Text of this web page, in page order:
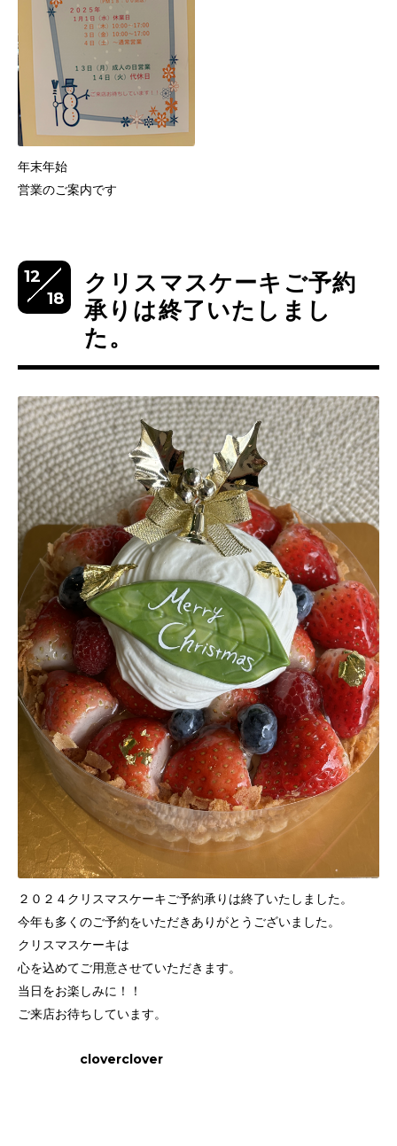
年末年始
営業のご案内です
12
18
クリスマスケーキご予約
承りは終了いたしまし
た。
２０２４クリスマスケーキご予約承りは終了いたしました。
今年も多くのご予約をいただきありがとうございました。
クリスマスケーキは
心を込めてご用意させていただきます。
当日をお楽しみに！！
ご来店お待ちしています。
cloverclover